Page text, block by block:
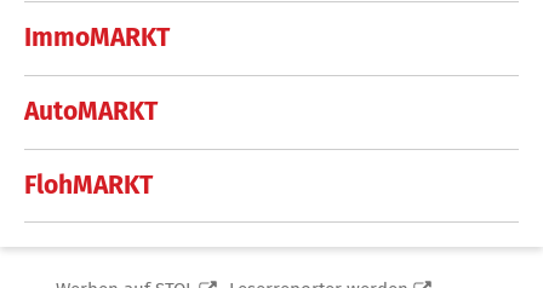
ImmoMARKT
AutoMARKT
FlohMARKT